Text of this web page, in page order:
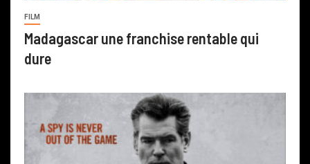
FILM
Madagascar une franchise rentable qui
dure